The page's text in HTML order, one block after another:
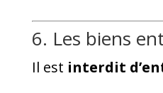
6. Les biens
Il est interdit